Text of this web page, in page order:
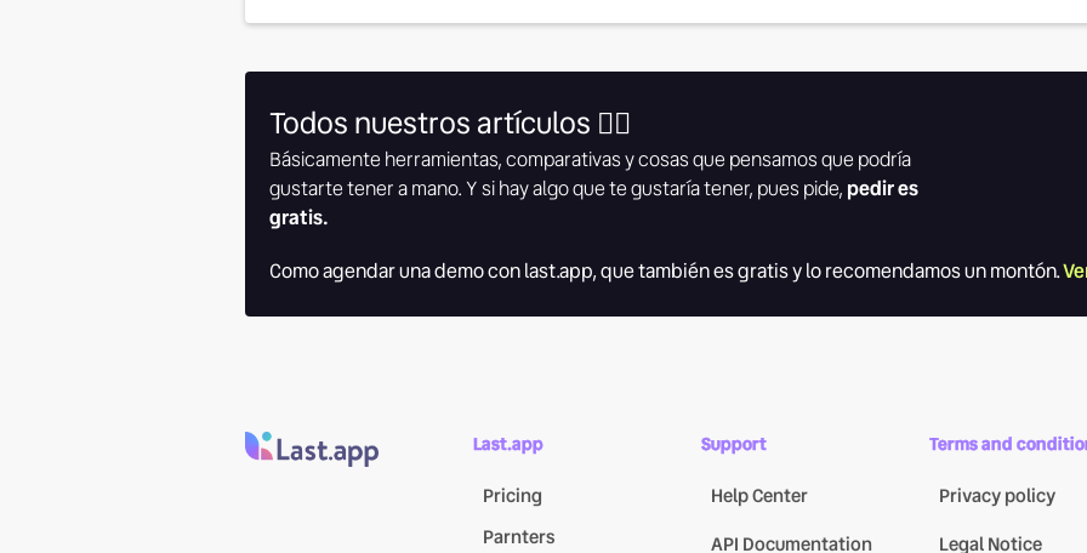
Todos nuestros artículos 👇🏾
Básicamente herramientas, comparativas y cosas que pensamos que podría
gustarte tener a mano. Y si hay algo que te gustaría tener, pues pide, pedir es
gratis.
Como agendar una demo con last.app, que también es gratis y lo recomendamos un montón.
Last.app
Pricing
Parnters
Support
Help Center
API Documentation
Terms and
Privacy policy
Legal Notice